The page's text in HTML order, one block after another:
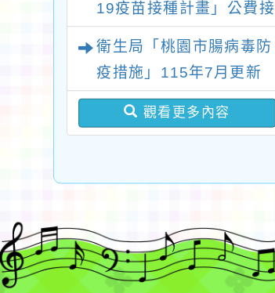
19疫苗接種計畫」公費接
種對象擴大
衛生局「桃園市腸病毒防
疫措施」115年7月更新
版問答集及修正對照表各
1份
觀看更多內容